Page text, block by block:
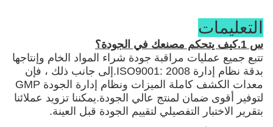
التعليمات
س 1.كيف يتحكم مصنعك في الجودة؟
تتبع جميع عمليات مراقبة جودة شراء المواد الخام وإنتاجها
بدقة نظام إدارة ISO9001: 2008.إلى جانب ذلك ، فإن
معدات الكشف كاملة الميزات ونظام إدارة الجودة GMP
لتوفير أقوى ضمان لمنتج عالي الجودة.يمكننا تزويد عملائنا
بتقرير الاختبار التفصيلي لتقييم الجودة قبل العينة.